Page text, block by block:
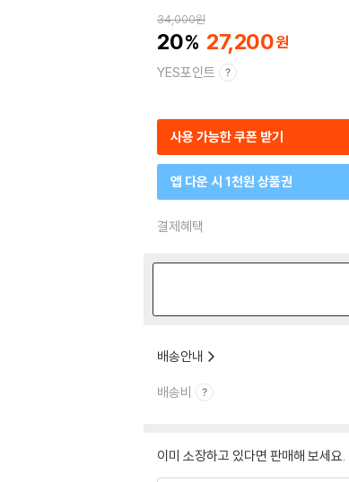
34,000원
20 27,200
YES포인트
사용 가능한 쿠폰 받기
앱 다운 시 1천원 상품권
결제혜택
배송안내
배송비
이미 소장하고 있다면 판매해 보세요.